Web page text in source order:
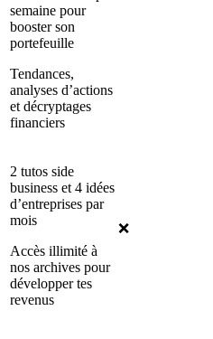
semaine pour
booster son
portefeuille
Tendances,
analyses d’actions
et décryptages
financiers
2 tutos side
business et 4 idées
d’entreprises par
mois
Accès illimité à
nos archives pour
développer tes
revenus
❌